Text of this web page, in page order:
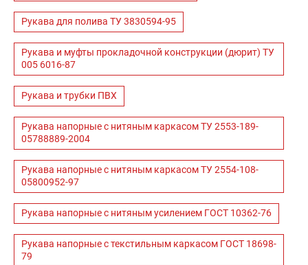
Рукава для полива ТУ 3830594-95
Рукава и муфты прокладочной конструкции (дюрит) ТУ
005 6016-87
Рукава и трубки ПВХ
Рукава напорные с нитяным каркасом ТУ 2553-189-
05788889-2004
Рукава напорные с нитяным каркасом ТУ 2554-108-
05800952-97
Рукава напорные с нитяным усилением ГОСТ 10362-76
Рукава напорные с текстильным каркасом ГОСТ 18698-
79